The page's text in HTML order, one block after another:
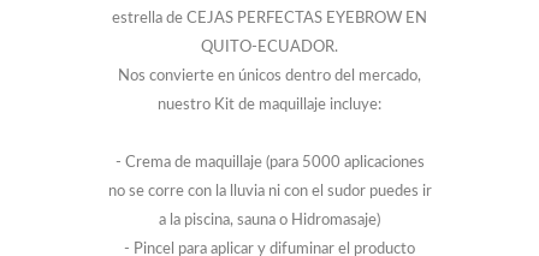
estrella de CEJAS PERFECTAS EYEBROW EN
QUITO-ECUADOR.
Nos convierte en únicos dentro del mercado,
nuestro Kit de maquillaje incluye:
- Crema de maquillaje (para 5000 aplicaciones
no se corre con la lluvia ni con el sudor puedes ir
a la piscina, sauna o Hidromasaje)
- Pincel para aplicar y difuminar el producto